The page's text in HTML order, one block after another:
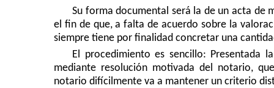
Su forma documental será la de un acta de
el fin de que, a falta de acuerdo sobre la
siempre tiene por finalidad concretar una
El procedimiento es sencillo: Presentada
mediante resolución motivada del notario,
notario difícilmente va a mantener un criterio